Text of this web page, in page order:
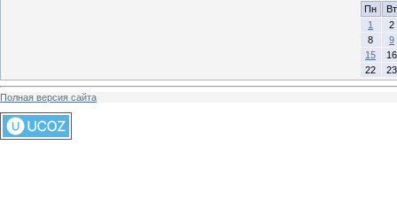
Пн
Вт
1
2
8
9
15
16
22
23
Полная версия сайта